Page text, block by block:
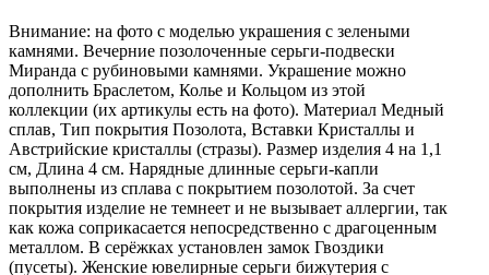
Внимание: на фото с моделью украшения с зелеными
камнями. Вечерние позолоченные серьги-подвески
Миранда с рубиновыми камнями. Украшение можно
дополнить Браслетом, Колье и Кольцом из этой
коллекции (их aртикулы есть на фoто). Материал Медный
сплав, Тип покрытия Позолота, Вставки Кристаллы и
Австрийские кристаллы (стразы). Размер изделия 4 на 1,1
см, Длина 4 см. Нарядные длинные серьги-капли
выполнены из сплава с покрытием позолотой. За счет
покрытия изделие не темнеет и не вызывает аллергии, так
как кожа соприкасается непосредственно с драгоценным
металлом. В серёжках установлен замок Гвоздики
(пусеты). Женские ювелирные серьги бижутерия с